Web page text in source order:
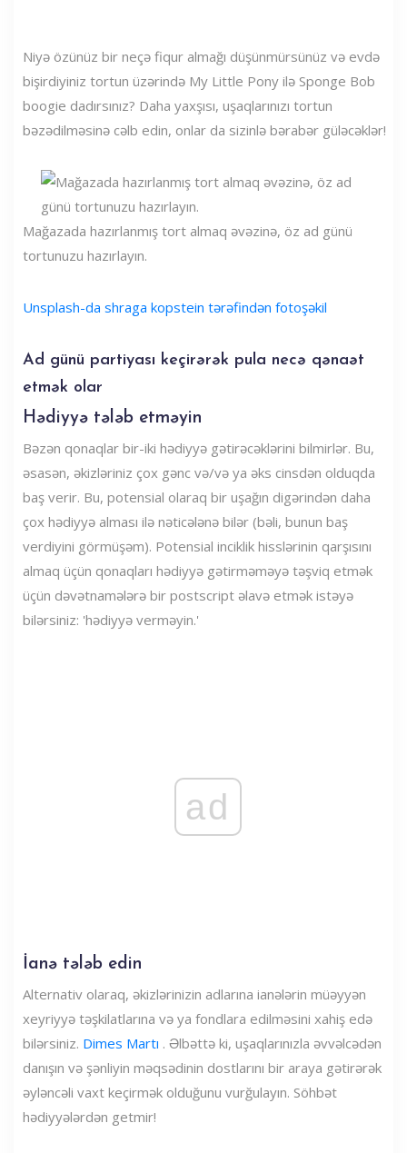
Niyə özünüz bir neçə fiqur almağı düşünmürsünüz və evdə
bişirdiyiniz tortun üzərində My Little Pony ilə Sponge Bob
boogie dadırsınız? Daha yaxşısı, uşaqlarınızı tortun
bəzədilməsinə cəlb edin, onlar da sizinlə bərabər güləcəklər!
Mağazada hazırlanmış tort almaq əvəzinə, öz ad günü
tortunuzu hazırlayın.
Unsplash-da shraga kopstein tərəfindən fotoşəkil
Ad günü partiyası keçirərək pula necə qənaət
etmək olar
Hədiyyə tələb etməyin
Bəzən qonaqlar bir-iki hədiyyə gətirəcəklərini bilmirlər. Bu,
əsasən, əkizləriniz çox gənc və/və ya əks cinsdən olduqda
baş verir. Bu, potensial olaraq bir uşağın digərindən daha
çox hədiyyə alması ilə nəticələnə bilər (bəli, bunun baş
verdiyini görmüşəm). Potensial inciklik hisslərinin qarşısını
almaq üçün qonaqları hədiyyə gətirməməyə təşviq etmək
üçün dəvətnamələrə bir postscript əlavə etmək istəyə
bilərsiniz: 'hədiyyə verməyin.'
ad
İanə tələb edin
Alternativ olaraq, əkizlərinizin adlarına ianələrin müəyyən
xeyriyyə təşkilatlarına və ya fondlara edilməsini xahiş edə
bilərsiniz. Dimes Martı . Əlbəttə ki, uşaqlarınızla əvvəlcədən
danışın və şənliyin məqsədinin dostlarını bir araya gətirərək
əyləncəli vaxt keçirmək olduğunu vurğulayın. Söhbət
hədiyyələrdən getmir!